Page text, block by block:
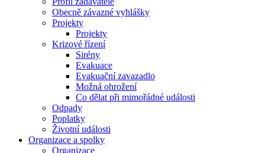
Obecně závazné vyhlášky
Projekty
Projekty
Krizové řízení
Sirény
Evakuace
Evakuační zavazadlo
Možná ohrožení
Co dělat při mimořádné události
Odpady
Poplatky
Životní události
Organizace a spolky
Organizace